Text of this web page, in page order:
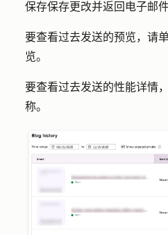
保存保存更改并返回电子邮
要查看过去发送的预览，请
览。
要查看过去发送的性能详情
称。